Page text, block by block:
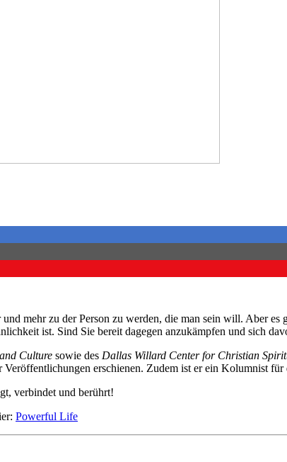
mehr zu der Person zu werden, die man sein will. Aber es
ist. Sind Sie bereit dagegen anzukämpfen und sich
Culture sowie des Dallas Willard Center for Christian
erschienen. Zudem ist er ein Kolumnist für
verbindet und berührt!
Powerful Life